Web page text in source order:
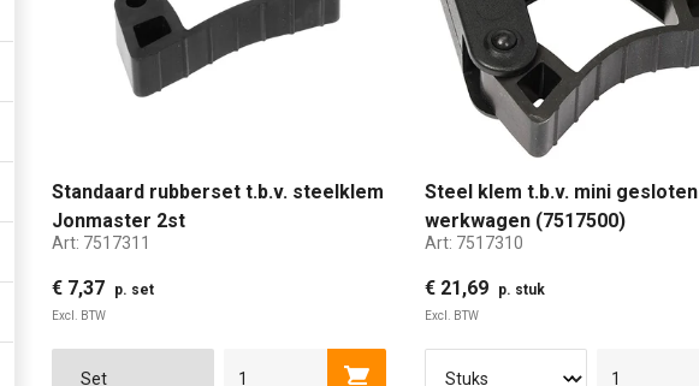
Standaard rubberset t.b.v. steelklem
Jonmaster 2st
Art: 7517311
€ 7,37 p. set
Excl. BTW
Toevoegen aan winkelwagen
Steel klem t.b.v. mini gesloten
werkwagen (7517500)
Art: 7517310
€ 21,69 p. stuk
Excl. BTW